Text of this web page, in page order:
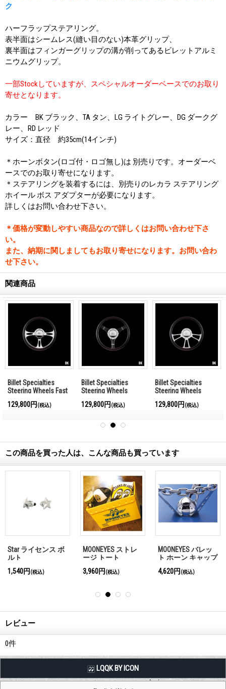
ク
ハーフラップステアリング。
表半面はシームレス(縫い目のない)本革グリップ、
裏半面はフィンガーグリップの溝が削ってあるビレットアルミ
ニウムグリップ。
一部Stockしていますが、スペシャルオーダーベースでのお取り
寄せとなります。
カラー BK ブラック、TA タン、LG ライトグレー、DG ダークグ
レー、RD レッド
サイズ：直径 約35cm(14インチ)
＊ホーンボタン(ロゴ付・ロゴ無し)は 別売りです。オーダーベ
ースでのお取り寄せになります。
＊ステアリングを装着するには、別売りのレカラ ステアリング
ホイール ボス アダプターが必要になります。
詳しくはお問い合わせ下さい。
＊価格が変動しやすい商品なので詳しくはお問い合わせ下さ
い。
また、納期に関しましてもお取り寄せになります。お問い合わ
せ下さい。
関連商品
Billet Specialties
Steering Wheels Fast
129,800円 (税込)
Billet Specialties
Steering Wheels
129,800円 (税込)
Billet Specialties
Steering Wheels
129,800円 (税込)
この商品を買った人は、こんな商品も買っています
Star ライセンス ボ
ルト
1,540円 (税込)
MOONEYES ストレ
ージ トート
3,960円 (税込)
MOONEYES バレッ
ト ホーン キャップ
4,620円 (税込)
レビュー
0件
LQQK BY ICON